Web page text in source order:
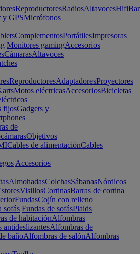
ReproductoresRadiosAltavocesHifi
y GPSMicrófonos
ComplementosPortátilesImpresoras
Monitores gamingAccesorios
CámarasAltavoces
ReproductoresAdaptadoresProyectores
Motos eléctricasAccesoriosBicicletas
fijosGadgets y
de
Objetivos
Cables de alimentaciónCables
Accesorios
AlmohadasColchasSábanasNórdicos
VisillosCortinasBarras de cortina
FundasCojín con relleno
sofás Fundas de sofásPlaids
de habitaciónAlfombras
antideslizantesAlfombras de
bañoAlfombras de salónAlfombras